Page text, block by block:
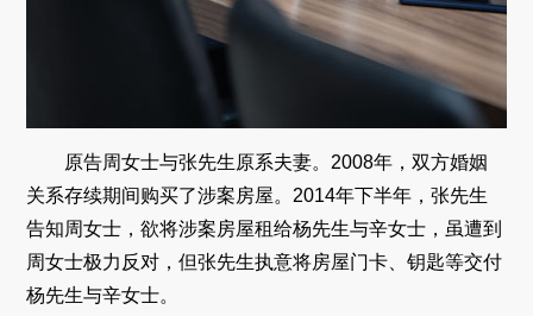
原告周女士与张先生原系夫妻。2008年，双方婚姻
关系存续期间购买了涉案房屋。2014年下半年，张先生
告知周女士，欲将涉案房屋租给杨先生与辛女士，虽遭到
周女士极力反对，但张先生执意将房屋门卡、钥匙等交付
杨先生与辛女士。